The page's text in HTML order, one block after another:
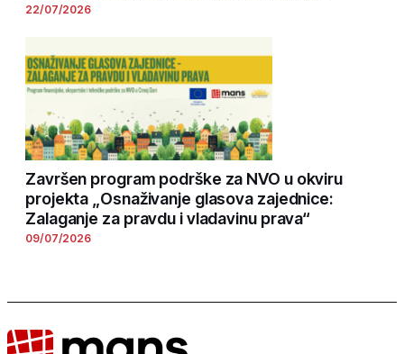
22/07/2026
Završen program podrške za NVO u okviru
projekta „Osnaživanje glasova zajednice:
Zalaganje za pravdu i vladavinu prava“
09/07/2026